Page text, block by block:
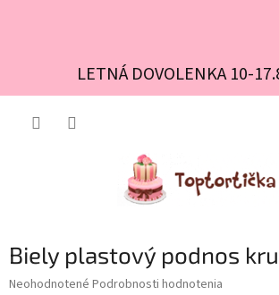
LETNÁ DOVOLENKA 10-
Biely plastový podnos
Priemerné
Neohodnotené Podrobnosti hodnotenia